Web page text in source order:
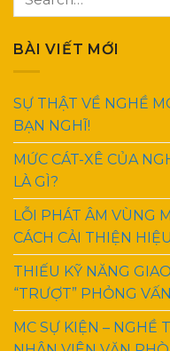
BÀI VIẾT MỚI
SỰ THẬT VỀ NGHỀ
BẠN NGHĨ!
MỨC CÁT-XÊ CỦA
LÀ GÌ?
LỖI PHÁT ÂM VÙNG
CÁCH CẢI THIỆN
THIẾU KỸ NĂNG
“TRƯỢT” PHỎNG VẤN
MC SỰ KIỆN – NGHỀ